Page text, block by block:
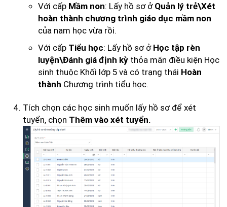
Với cấp Mầm non: Lấy hồ sơ ở Quản lý trẻ\Xét
hoàn thành chương trình giáo dục mầm non
của nam học vừa rồi.
Với cấp Tiểu học: Lấy hồ sơ ở Học tập rèn
luyện\Đánh giá định kỳ thỏa mãn điều kiện Học
sinh thuộc Khối lớp 5 và có trạng thái Hoàn
thành Chương trình tiểu học.
Tích chọn các học sinh muốn lấy hồ sơ để xét
tuyển, chọn Thêm vào xét tuyển.